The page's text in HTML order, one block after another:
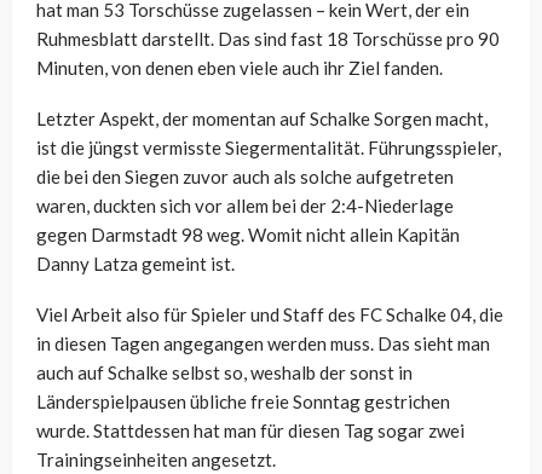
hat man 53 Torschüsse zugelassen – kein Wert, der ein
Ruhmesblatt darstellt. Das sind fast 18 Torschüsse pro 90
Minuten, von denen eben viele auch ihr Ziel fanden.
Letzter Aspekt, der momentan auf Schalke Sorgen macht,
ist die jüngst vermisste Siegermentalität. Führungsspieler,
die bei den Siegen zuvor auch als solche aufgetreten
waren, duckten sich vor allem bei der 2:4-Niederlage
gegen Darmstadt 98 weg. Womit nicht allein Kapitän
Danny Latza gemeint ist.
Viel Arbeit also für Spieler und Staff des FC Schalke 04, die
in diesen Tagen angegangen werden muss. Das sieht man
auch auf Schalke selbst so, weshalb der sonst in
Länderspielpausen übliche freie Sonntag gestrichen
wurde. Stattdessen hat man für diesen Tag sogar zwei
Trainingseinheiten angesetzt.